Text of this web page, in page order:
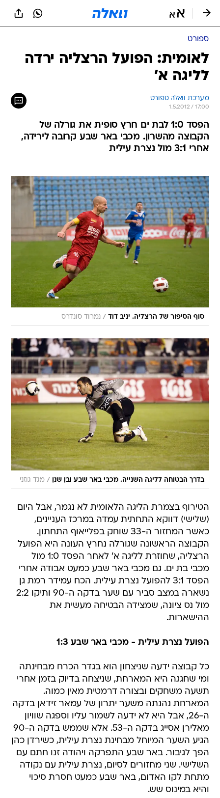
ספורט
לאומית: הפועל הרצליה ירדה
לליגה א'
מערכת וואלה ספורט
1.5.2012 / 17:00
הפסד 1:0 לבת ים חרץ סופית את גורלה של
הקבוצה מהשרון. מכבי באר שבע קרובה לירידה,
אחרי 3:1 מול נצרת עילית
סוף הסיפור של הרצליה. יניב דוד / נמרוד סונדרס
בדרך הבטוחה לליגה השנייה. מכבי באר שבע ובן שנן / מגד גוזני
הטירוף בצמרת הליגה הלאומית לא נגמר, אבל היום
(שלישי) דווקא התחתית עמדה במרכז העניינים,
כאשר המחזור ה-33 שוחק בפלייאוף התחתון.
הקבוצה הראשונה שגורלה נחרץ העונה היא הפועל
הרצליה, שחוזרת לליגה א' לאחר הפסד 1:0 מול
מכבי בת ים. גם מכבי באר שבע כמעט אבודה אחרי
הפסד 3:1 להפועל נצרת עילית. הכח עמידר רמת גן
נשארה במצב סביר עם שער בדקה ה-90 ותיקו 2:2
מול נס ציונה, שמצידה הבטיחה מעשית את
ההישארות.
הפועל נצרת עילית - מכבי באר שבע 1:3
כל קבוצה ידעה שניצחון הוא בגדר הכרח מבחינתה
ומי שחגגה היא המארחת, שניצחה בדיוק בזמן אחרי
תשעה משחקים ובצורה דרמטית מאין כמוה.
המארחת נהנתה משער יתרון של עמאר זידאן בדקה
ה-26, אבל היא לא ידעה לשמור עליו וספגה שוויון
מאלירן אסייג בדקה ה-53. אלא שממש בדקה ה-90
הגיע השער המיוחל מבחינת נצרת עילית, כשירדן כהן
הפך לגיבור. באר שבע התפרקה ויהודה זנו חתם עם
השלישי. שני מחזורים לסיום, נצרת עילית עם נקודה
מתחת לקו האדום, באר שבע כמעט חסרת סיכוי
והיא במינוס שש.